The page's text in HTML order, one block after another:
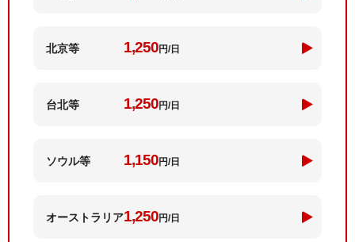
北京等 1,250円/日
台北等 1,250円/日
ソウル等 1,150円/日
オーストラリア1,250円/日